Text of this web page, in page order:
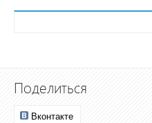
Поделиться
Вконтакте